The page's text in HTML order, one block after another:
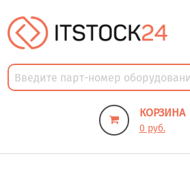
КОРЗИНА
0 руб.